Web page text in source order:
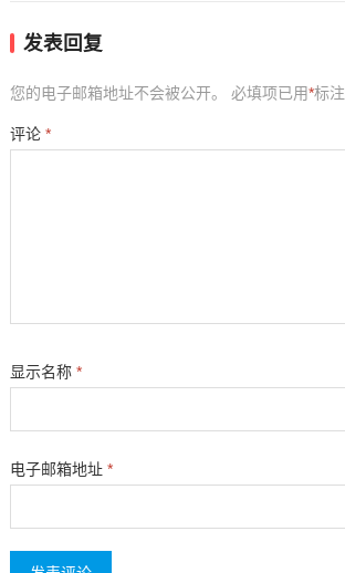
发表回复
您的电子邮箱地址不会被公开。 必填项已用*标注
评论 *
显示名称 *
电子邮箱地址 *